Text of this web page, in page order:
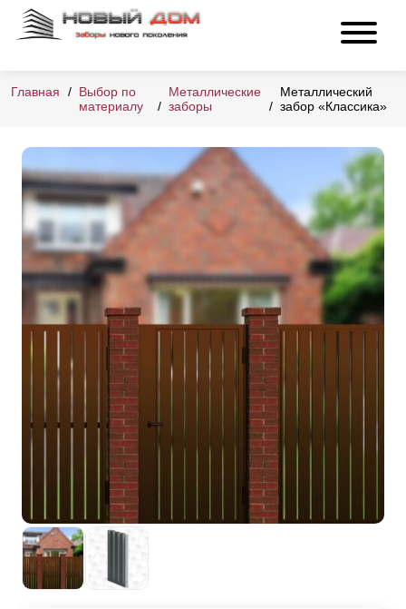
Главная
Выбор по
материалу
Металлические
заборы
Металлический
забор «Классика»